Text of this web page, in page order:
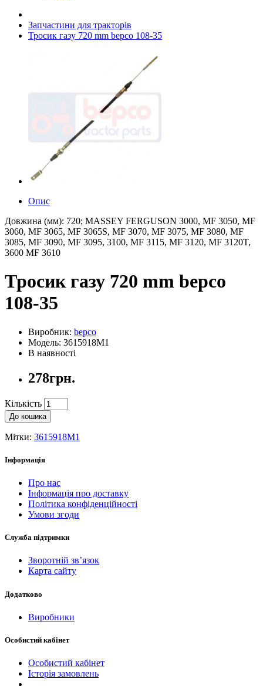
Запчастини для тракторів
Тросик газу 720 mm bepco 108-35
Опис
Довжина (мм): 720; MASSEY FERGUSON 3000, MF 3050, MF
3060, MF 3065, MF 3065S, MF 3070, MF 3075, MF 3080, MF
3085, MF 3090, MF 3095, 3100, MF 3115, MF 3120, MF 3120T,
3600 MF 3610
Тросик газу 720 mm bepco
108-35
Виробник: bepco
Модель: 3615918M1
В наявності
278грн.
Кількість
До кошика
Мітки: 3615918M1
Інформація
Про нас
Інформація про доставку
Політика конфіденційності
Умови згоди
Служба підтримки
Зворотній зв’язок
Карта сайту
Додатково
Виробники
Особистий кабінет
Особистий кабінет
Історія замовлень